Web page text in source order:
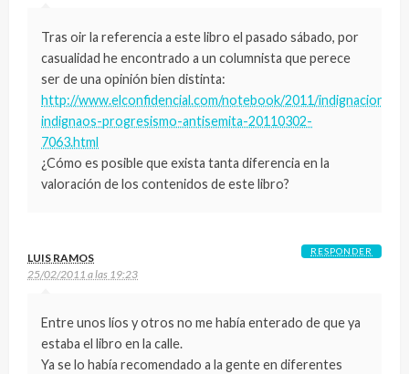
Tras oir la referencia a este libro el pasado sábado, por
casualidad he encontrado a un columnista que perece
ser de una opinión bien distinta:
http://www.elconfidencial.com/notebook/2011/indignacion-
indignaos-progresismo-antisemita-20110302-
7063.html
¿Cómo es posible que exista tanta diferencia en la
valoración de los contenidos de este libro?
LUIS RAMOS
25/02/2011 a las 19:23
Entre unos líos y otros no me había enterado de que ya
estaba el libro en la calle.
Ya se lo había recomendado a la gente en diferentes
RESPONDER